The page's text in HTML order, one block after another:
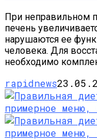
При неправильном
печень
нарушаются ее
человека. Для
необходимо
rapidnews